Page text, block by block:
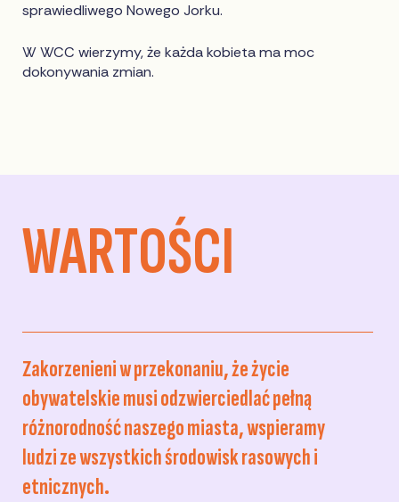
sprawiedliwego Nowego Jorku.
W WCC wierzymy, że każda kobieta ma moc
dokonywania zmian.
WARTOŚCI
Zakorzenieni w przekonaniu, że życie
obywatelskie musi odzwierciedlać pełną
różnorodność naszego miasta, wspieramy
ludzi ze wszystkich środowisk rasowych i
etnicznych.